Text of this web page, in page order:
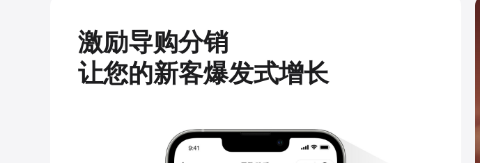
激励导购分销
让您的新客爆发式增长